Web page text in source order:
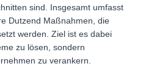
sind. Insgesamt umfasst
Dutzend Maßnahmen, die
werden. Ziel ist es dabei
zu lösen, sondern
zu verankern.